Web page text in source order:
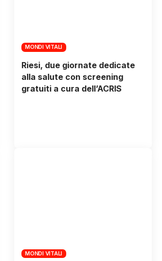
MONDI VITALI
Riesi, due giornate dedicate
alla salute con screening
gratuiti a cura dell’ACRIS
MONDI VITALI